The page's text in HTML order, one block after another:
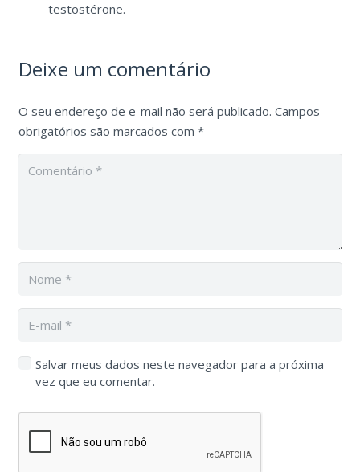
testostérone.
Deixe um comentário
O seu endereço de e-mail não será publicado. Campos
obrigatórios são marcados com *
Salvar meus dados neste navegador para a próxima
vez que eu comentar.